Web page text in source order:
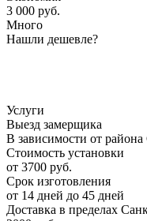
3 000 руб.
Много
Нашли дешевле?
Услуги
Выезд замерщика
В зависимости от
Стоимость установки
от 3700 руб.
Срок изготовления
от 14 дней до 45 дней
Доставка в пределах